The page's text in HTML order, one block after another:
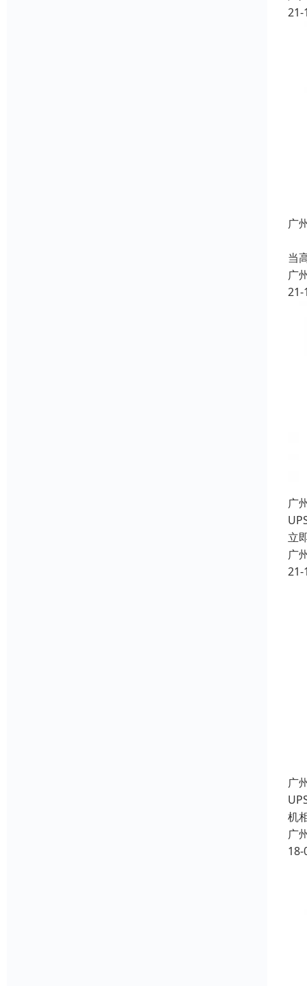
21-
广
当
广
21-
广
立
广
21-
广
机
广
18-